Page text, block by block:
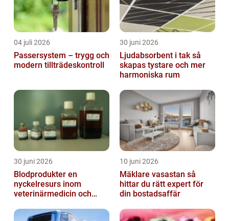
04 juli 2026
Passersystem – trygg och
modern tillträdeskontroll
30 juni 2026
Ljudabsorbent i tak så
skapas tystare och mer
harmoniska rum
30 juni 2026
Blodprodukter en
nyckelresurs inom
veterinärmedicin och
10 juni 2026
Mäklare vasastan så
hittar du rätt expert för
din bostadsaffär